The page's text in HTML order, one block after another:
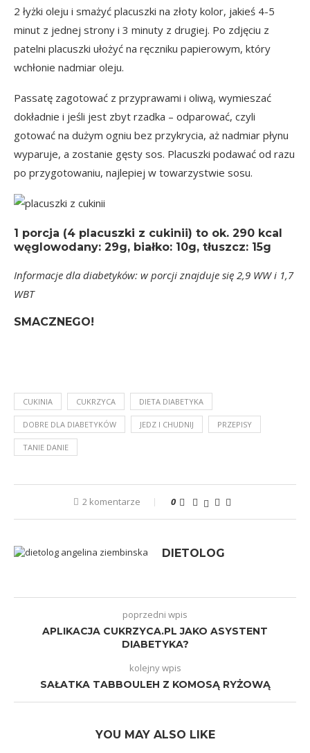
2 łyżki oleju i smażyć placuszki na złoty kolor, jakieś 4-5
minut z jednej strony i 3 minuty z drugiej. Po zdjęciu z
patelni placuszki ułożyć na ręczniku papierowym, który
wchłonie nadmiar oleju.
Passatę zagotować z przyprawami i oliwą, wymieszać
dokładnie i jeśli jest zbyt rzadka – odparować, czyli
gotować na dużym ogniu bez przykrycia, aż nadmiar płynu
wyparuje, a zostanie gęsty sos. Placuszki podawać od razu
po przygotowaniu, najlepiej w towarzystwie sosu.
1 porcja (4 placuszki z cukinii) to ok. 290 kcal
węglowodany: 29g, białko: 10g, tłuszcz: 15g
Informacje dla diabetyków: w porcji znajduje się 2,9 WW i 1,7
WBT
SMACZNEGO!
CUKINIA CUKRZYCA DIETA DIABETYKA
DOBRE DLA DIABETYKÓW JEDZ I CHUDNIJ PRZEPISY
TANIE DANIE
2 komentarze 0
DIETOLOG
poprzedni wpis
APLIKACJA CUKRZYCA.PL JAKO ASYSTENT
DIABETYKA?
kolejny wpis
SAŁATKA TABBOULEH Z KOMOSĄ RYŻOWĄ
YOU MAY ALSO LIKE